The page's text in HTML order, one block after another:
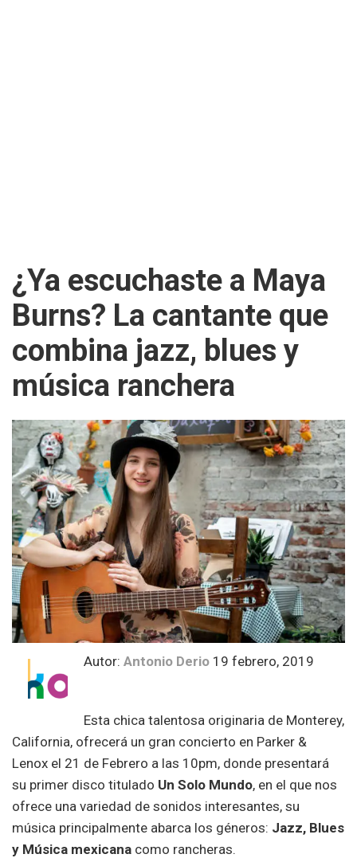
¿Ya escuchaste a Maya
Burns? La cantante que
combina jazz, blues y
música ranchera
Autor: Antonio Derio 19 febrero, 2019
Esta chica talentosa originaria de Monterey,
California, ofrecerá un gran concierto en Parker &
Lenox el 21 de Febrero a las 10pm, donde presentará
su primer disco titulado Un Solo Mundo, en el que nos
ofrece una variedad de sonidos interesantes, su
música principalmente abarca los géneros: Jazz, Blues
y Música mexicana como rancheras.